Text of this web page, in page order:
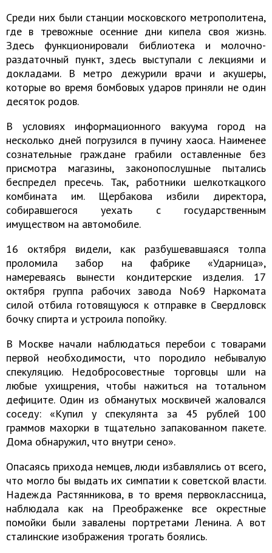
Среди них были станции московского метрополитена,
где в тревожные осенние дни кипела своя жизнь.
Здесь функционировали библиотека и молочно-
раздаточный пункт, здесь выступали с лекциями и
докладами. В метро дежурили врачи и акушеры,
которые во время бомбовых ударов приняли не один
десяток родов.
В условиях информационного вакуума город на
несколько дней погрузился в пучину хаоса. Наименее
сознательные граждане грабили оставленные без
присмотра магазины, законопослушные пытались
беспредел пресечь. Так, работники шелкоткацкого
комбината им. Щербакова избили директора,
собиравшегося уехать с государственным
имуществом на автомобиле.
16 октября видели, как разбушевавшаяся толпа
проломила забор на фабрике «Ударница»,
намереваясь вынести кондитерские изделия. 17
октября группа рабочих завода No69 Наркомата
силой отбила готовящуюся к отправке в Свердловск
бочку спирта и устроила попойку.
В Москве начали наблюдаться перебои с товарами
первой необходимости, что породило небывалую
спекуляцию. Недобросовестные торговцы шли на
любые ухищрения, чтобы нажиться на тотальном
дефиците. Один из обманутых москвичей жаловался
соседу: «Купил у спекулянта за 45 рублей 100
граммов махорки в тщательно запакованном пакете.
Дома обнаружил, что внутри сено».
Опасаясь прихода немцев, люди избавлялись от всего,
что могло бы выдать их симпатии к советской власти.
Надежда Растянникова, в то время первоклассница,
наблюдала как на Преображенке все окрестные
помойки были завалены портретами Ленина. А вот
сталинские изображения трогать боялись.